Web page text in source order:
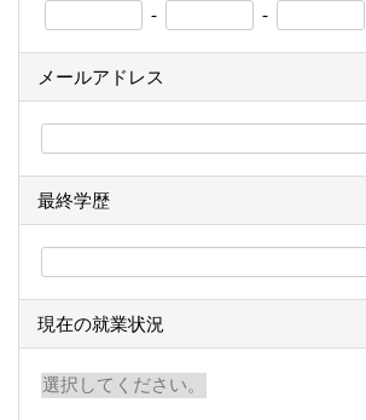
- -
メールアドレス
最終学歴
現在の就業状況